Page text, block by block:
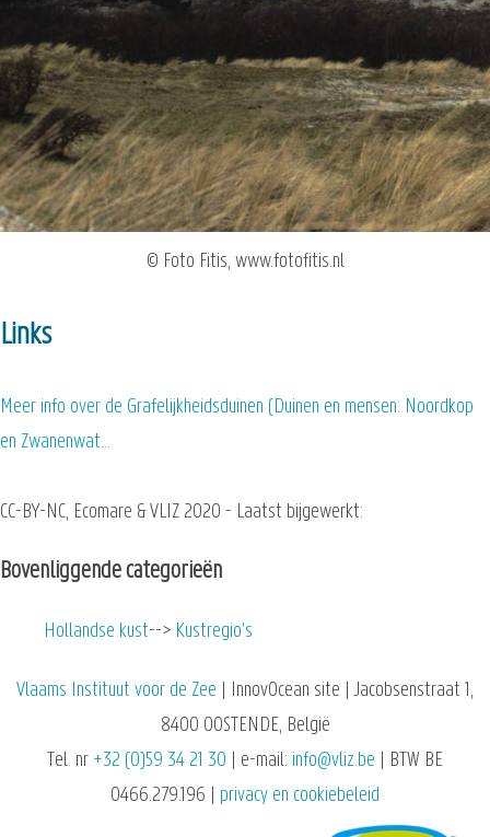
© Foto Fitis, www.fotofitis.nl
Links
Meer info over de Grafelijkheidsduinen (Duinen en mensen: Noordkop
en Zwanenwat…
CC-BY-NC, Ecomare & VLIZ 2020 - Laatst bijgewerkt:
Bovenliggende categorieën
Hollandse kust Kustregio's
Vlaams Instituut voor de Zee | InnovOcean site | Jacobsenstraat 1,
8400 OOSTENDE, België
Tel. nr +32 (0)59 34 21 30 | e-mail: info@vliz.be | BTW BE
0466.279.196 | privacy en cookiebeleid